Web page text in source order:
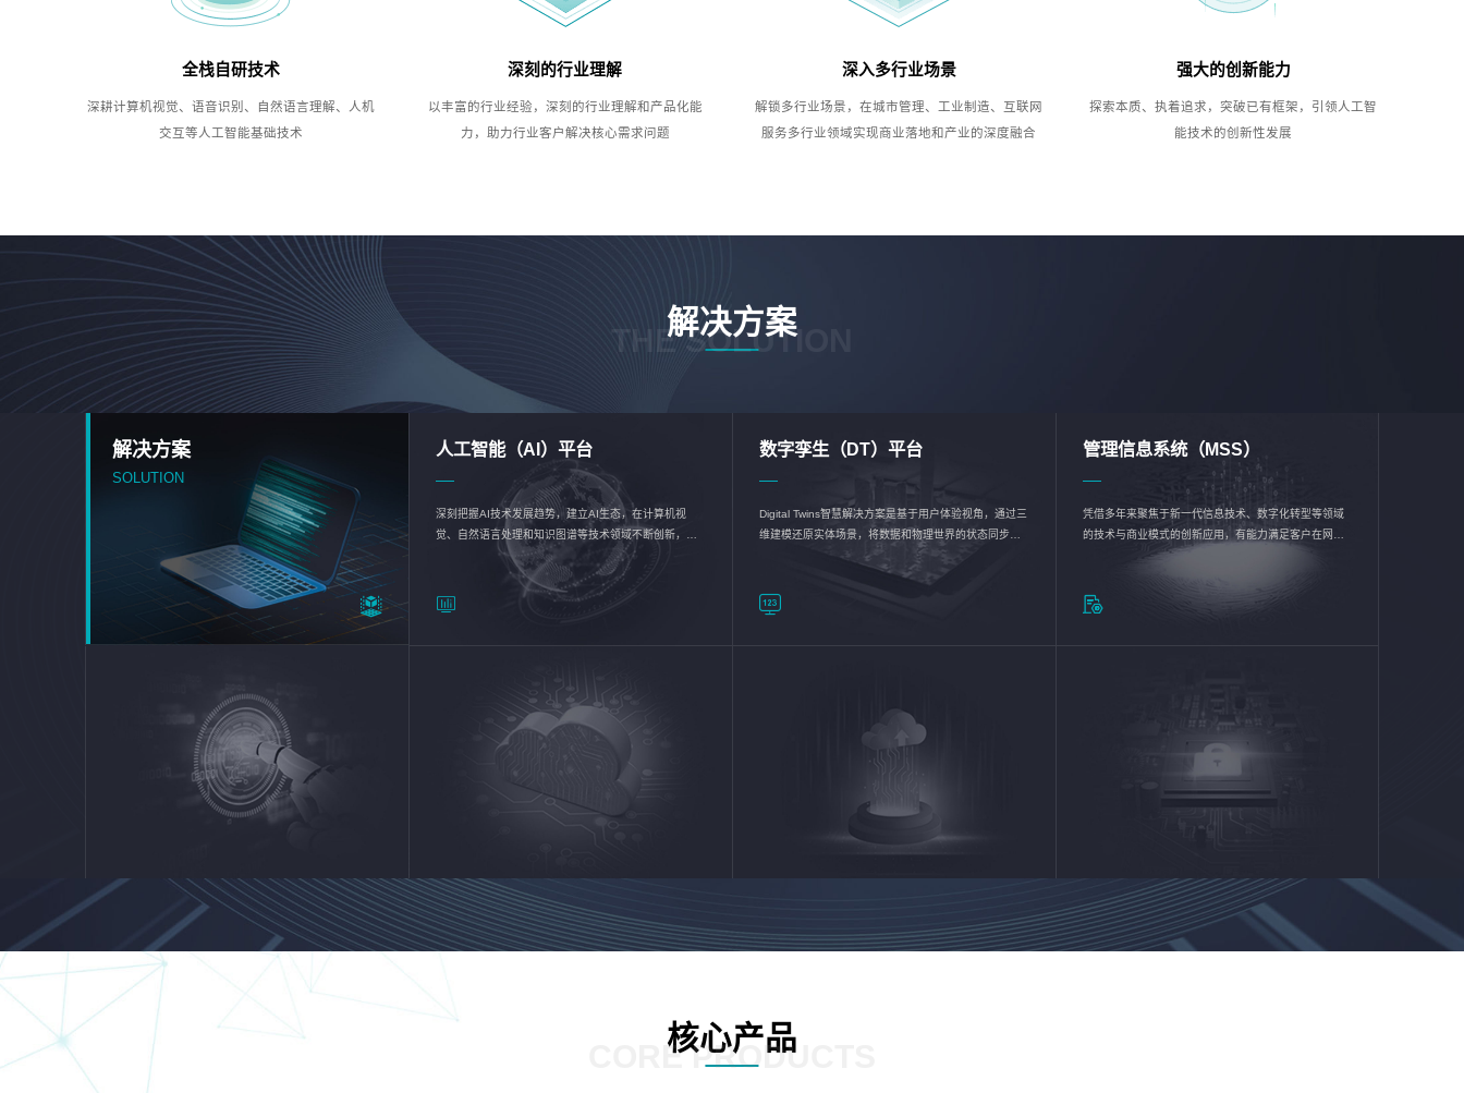
全栈自研技术
深耕计算机视觉、语音识别、自然语言理解、人机
交互等人工智能基础技术
深刻的行业理解
以丰富的行业经验，深刻的行业理解和产品化能
力，助力行业客户解决核心需求问题
深入多行业场景
解锁多行业场景，在城市管理、工业制造、互联网
服务多行业领域实现商业落地和产业的深度融合
强大的创新能力
探索本质、执着追求，突破已有框架，引领人工智
能技术的创新性发展
解决方案
THE SOLUTION
解决方案
SOLUTION
人工智能（AI）平台
深刻把握AI技术发展趋势，建立AI生态，在计算机视
觉、自然语言处理和知识图谱等技术领域不断创新，持
续优化企业数智化转型加速器—AlphaMind®AI能力开放
数字孪生（DT）平台
Digital Twins智慧解决方案是基于用户体验视角，通过三
维建模还原实体场景，将数据和物理世界的状态同步呈
现，使用户对关键数据有更直观的感受，推动各行业完
成智能化转型，实现新旧动能的转换
管理信息系统（MSS）
凭借多年来聚焦于新一代信息技术、数字化转型等领域
的技术与商业模式的创新应用，有能力满足客户在网络
优化、运营维护和信息安全防护等方面的需求，为客户
核心产品
CORE PRODUCTS